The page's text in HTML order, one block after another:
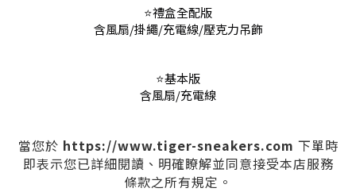
⭐禮盒全配版
含風扇/掛繩/充電線/壓克力吊飾
⭐基本版
含風扇/充電線
當您於 https://www.tiger-sneakers.com 下單時
即表示您已詳細閱讀、明確瞭解並同意接受本店服務
條款之所有規定。